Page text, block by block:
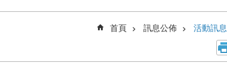
首頁 訊息公佈 活動訊息